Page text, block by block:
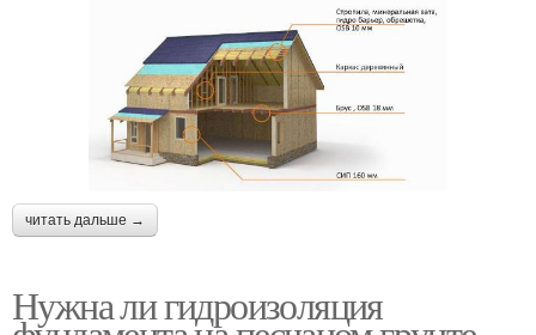
читать дальше →
Нужна ли гидроизоляция